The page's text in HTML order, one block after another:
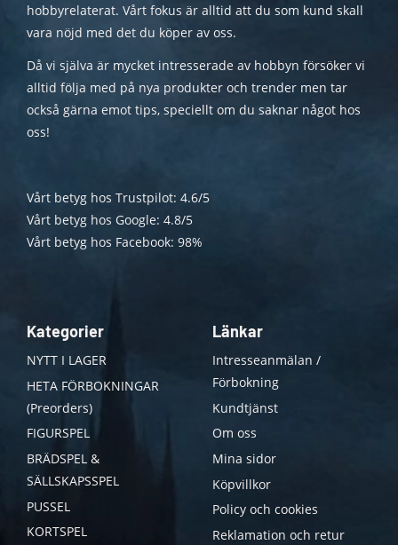
hobbyrelaterat. Vårt fokus är alltid att du som kund skall
vara nöjd med det du köper av oss.
Då vi själva är mycket intresserade av hobbyn försöker vi
alltid följa med på nya produkter och trender men tar
också gärna emot tips, speciellt om du saknar något hos
oss!
Vårt betyg hos Trustpilot: 4.6/5
Vårt betyg hos Google: 4.8/5
Vårt betyg hos Facebook: 98%
Kategorier
NYTT I LAGER
HETA FÖRBOKNINGAR
(Preorders)
FIGURSPEL
BRÄDSPEL &
SÄLLSKAPSSPEL
PUSSEL
KORTSPEL
Länkar
Intresseanmälan /
Förbokning
Kundtjänst
Om oss
Mina sidor
Köpvillkor
Policy och cookies
Reklamation och retur